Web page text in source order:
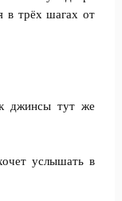
в трёх шагах от
джинсы тут же
услышать в